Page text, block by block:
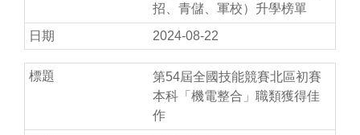
招、青儲、軍校）升學榜單
2024-08-22
第54屆全國技能競賽北區初賽
本科「機電整合」職類獲得佳
作